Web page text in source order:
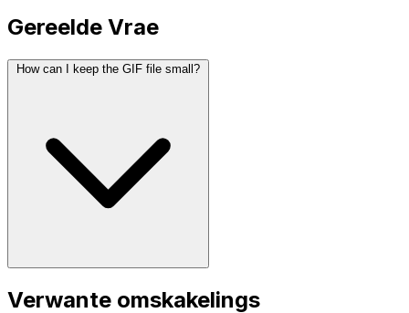
Gereelde Vrae
How can I keep the GIF file small?
Verwante omskakelings